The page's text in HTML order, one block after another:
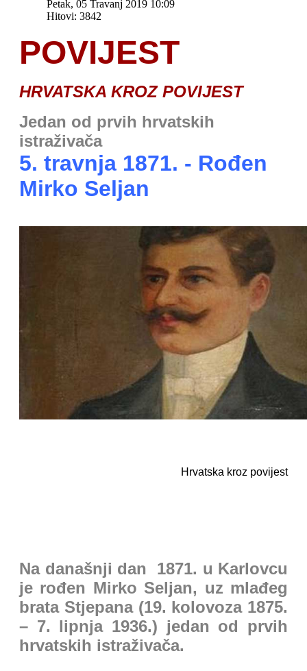
Petak, 05 Travanj 2019 10:09
Hitovi: 3842
POVIJEST
HRVATSKA KROZ POVIJEST
Jedan od prvih hrvatskih
istraživača
5. travnja 1871. - Rođen
Mirko Seljan
Hrvatska kroz povijest
Na današnji dan 1871. u Karlovcu
je rođen Mirko Seljan, uz mlađeg
brata Stjepana (19. kolovoza 1875.
– 7. lipnja 1936.) jedan od prvih
hrvatskih istraživača.